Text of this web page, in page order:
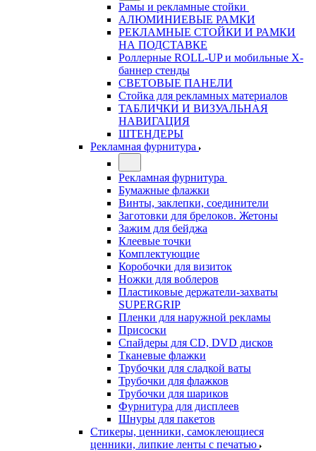
Рамы и рекламные стойки
АЛЮМИНИЕВЫЕ РАМКИ
РЕКЛАМНЫЕ СТОЙКИ И РАМКИ
НА ПОДСТАВКЕ
Роллерные ROLL-UP и мобильные X-
баннер стенды
СВЕТОВЫЕ ПАНЕЛИ
Стойка для рекламных материалов
ТАБЛИЧКИ И ВИЗУАЛЬНАЯ
НАВИГАЦИЯ
ШТЕНДЕРЫ
Рекламная фурнитура
Рекламная фурнитура
Бумажные флажки
Винты, заклепки, соединители
Заготовки для брелоков. Жетоны
Зажим для бейджа
Клеевые точки
Комплектующие
Коробочки для визиток
Ножки для воблеров
Пластиковые держатели-захваты
SUPERGRIP
Пленки для наружной рекламы
Присоски
Спайдеры для CD, DVD дисков
Тканевые флажки
Трубочки для сладкой ваты
Трубочки для флажков
Трубочки для шариков
Фурнитура для дисплеев
Шнуры для пакетов
Стикеры, ценники, самоклеющиеся
ценники, липкие ленты с печатью